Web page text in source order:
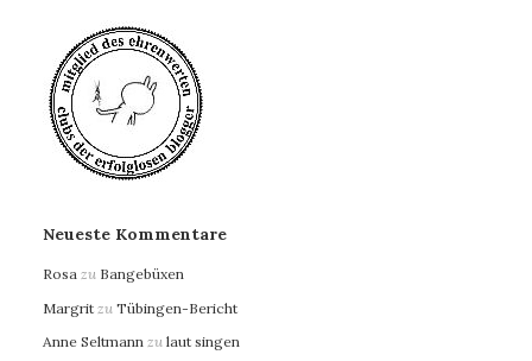
Neueste Kommentare
Rosa zu Bangebüxen
Margrit zu Tübingen-Bericht
Anne Seltmann zu laut singen